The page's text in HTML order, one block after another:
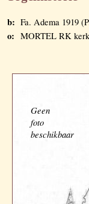
b: Fa. Adema 1919
o: MORTEL RK
Geen
foto
beschikbaar